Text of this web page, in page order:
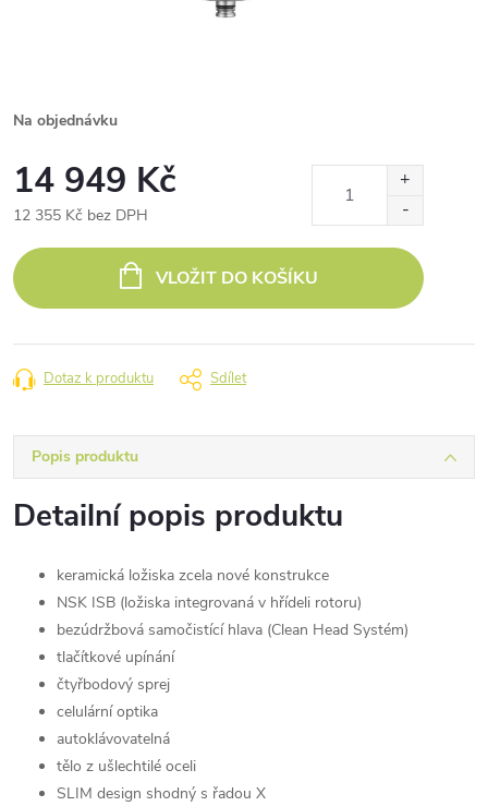
Na objednávku
14 949 Kč
12 355 Kč bez DPH
cena:
VLOŽIT DO KOŠÍKU
Dotaz k produktu Sdílet
Popis produktu
Detailní popis produktu
keramická ložiska zcela nové konstrukce
NSK ISB (ložiska integrovaná v hřídeli rotoru)
bezúdržbová samočistící hlava (Clean Head Systém)
tlačítkové upínání
čtyřbodový sprej
celulární optika
autoklávovatelná
tělo z ušlechtilé oceli
SLIM design shodný s řadou X